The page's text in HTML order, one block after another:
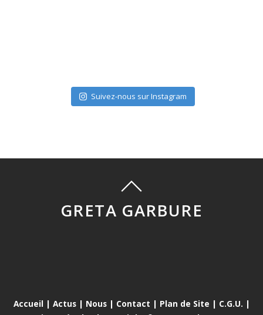
Suivez-nous sur Instagram
GRETA GARBURE
Accueil | Actus| Nous| Contact | Plan de Site | C.G.U. |